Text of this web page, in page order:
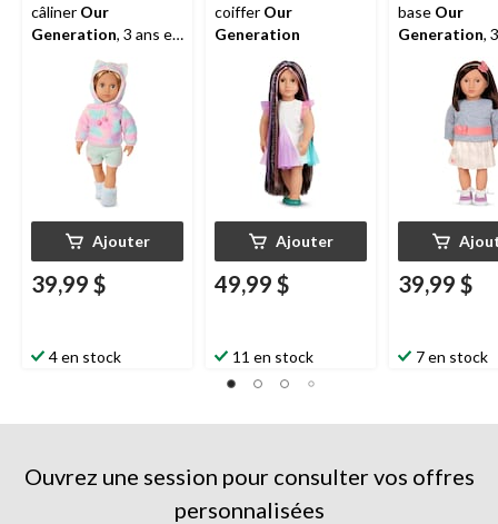
câliner Our
Generation, 3 ans et
plus, 18 po
Ajouter
39,99 $
4 en stock
coiffer Our
Generation
Ajouter
49,99 $
11 en stock
base Our
Generation,
plus, Mei, 18
39,99 $
7 en stock
Ouvrez une session pour consulter vos offres
personnalisées